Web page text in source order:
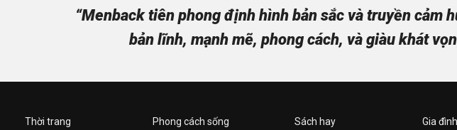
“Menback tiên phong định hình bản sắc và truyền cảm
bản lĩnh, mạnh mẽ, phong cách, và giàu khát
Thời trang
Phong cách sống
Sách hay
Gia đình